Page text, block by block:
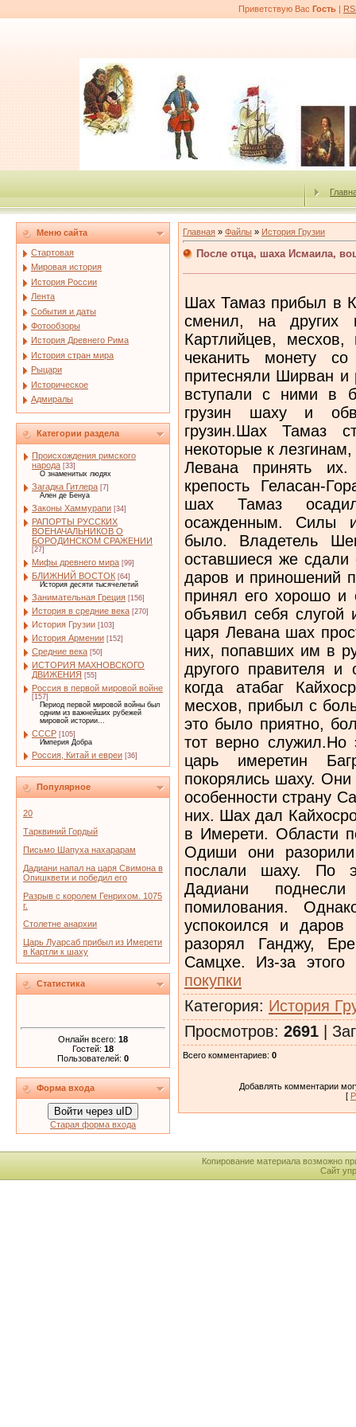
Приветствую Вас Гость |
Меню сайта
Стартовая
Мировая история
История России
Лента
События и даты
Фотообзоры
История Древнего Рима
История стран мира
Рыцари
Историческое
Адмиралы
Категории раздела
Происхождения римского
народа [33]
О знаменитых людях
Загадка Гитлера [7]
Ален де Бенуа
Законы Хаммурапи [34]
РАПОРТЫ РУССКИХ
ВОЕНАЧАЛЬНИКОВ О
БОРОДИНСКОМ СРАЖЕНИИ
[27]
Мифы древнего мира [99]
БЛИЖНИЙ ВОСТОК [64]
История десяти тысячелетий
Занимательная Греция [156]
История в средние века [270]
История Грузии [103]
История Армении [152]
Средние века [50]
ИСТОРИЯ МАХНОВСКОГО
ДВИЖЕНИЯ [55]
Россия в первой мировой войне
[157]
Период первой мировой войны был
одним из важнейших рубежей
мировой истории...
СССР [105]
Империя Добра
Россия, Китай и евреи [36]
Популярное
20
Тарквиний Гордый
Письмо Шапуха нахарарам
Дадиани напал на царя Свимона в
Опишквети и победил его
Разрыв с королем Генрихом. 1075
г.
Столетне анархии
Царь Луарсаб прибыл из Имерети
в Картли к шаху
Статистика
Онлайн всего: 18
Гостей: 18
Пользователей: 0
Форма входа
Войти через uID
Старая форма входа
Главная » Файлы » История Грузии
После отца, шаха Исмаила,
Шах Тамаз прибыл в
сменил, на других
Картлийцев,
чеканить монету
притесняли Ширван и
вступали с ними в
грузин шаху и
грузин.Шах Тамаз
некоторые к
Левана принять
крепость Геласан-
шах Тамаз
осажденным. Силы
было. Владетель
оставшиеся же
даров и приношений
принял его хорошо и
объявил себя слугой
царя Левана шах
них, попавших им в
другого правителя
когда атабаг
месхов, прибыл с
это было приятно,
тот верно служил.Но
царь имеретин
покорялись шаху.
особенности страну
них. Шах дал
в Имерети. Области
Одиши они
послали шаху. По
Дадиани
помилования.
успокоился и
разорял Ганджу,
Самцхе. Из-за
покупки
Категория: История
Просмотров: 2691 |
Всего комментариев: 0
Добавлять комментарии
[
Копирование материала возможно
Сайт